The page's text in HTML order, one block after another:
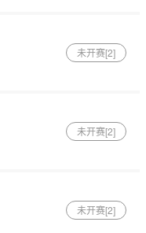
未开赛[2]
未开赛[2]
未开赛[2]